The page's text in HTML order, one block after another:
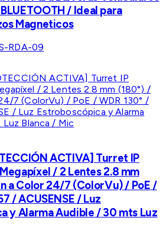
/ Ideal para
Magneticos
RDA-09
ACTIVA] Turret IP
/ 2 Lentes 2.8 mm
a Color 24/7 (ColorVu) / PoE /
/ ACUSENSE / Luz
y Alarma Audible / 30 mts Luz